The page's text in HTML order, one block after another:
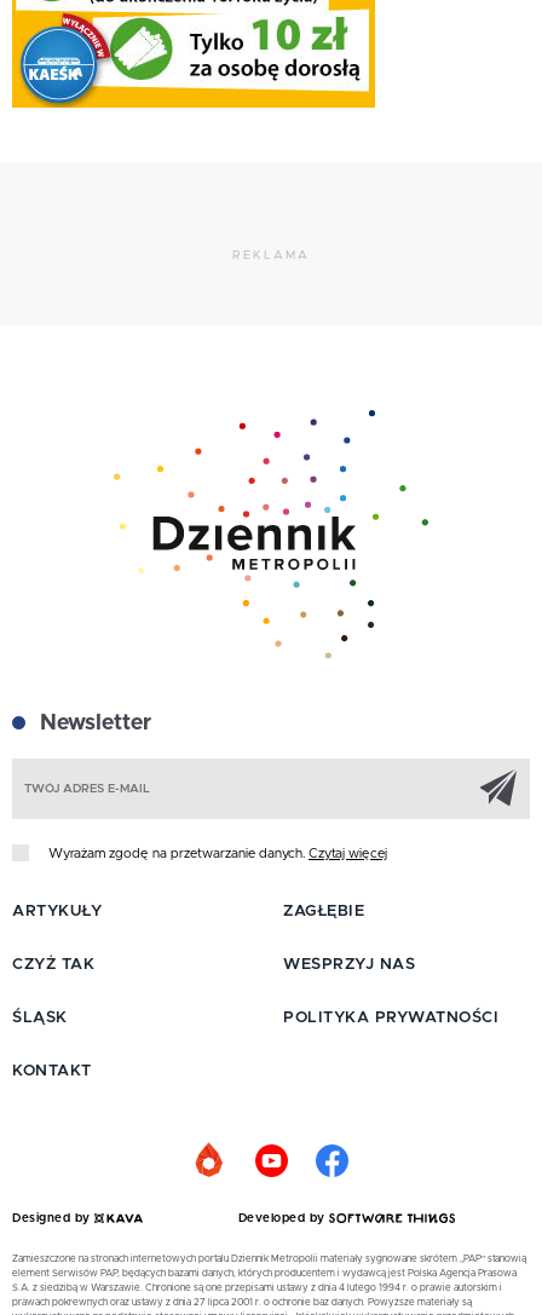
REKLAMA
Newsletter
Wyrażam zgodę na przetwarzanie danych. Czytaj więcej
ARTYKUŁY
CZYŻ TAK
ŚLĄSK
ZAGŁĘBIE
WESPRZYJ NAS
POLITYKA PRYWATNOŚCI
KONTAKT
Designed by Developed by
Zamieszczone na stronach internetowych portalu Dziennik Metropolii materiały sygnowane skrótem „PAP” stanowią
element Serwisów PAP, będących bazami danych, których producentem i wydawcą jest Polska Agencja Prasowa
S.A. z siedzibą w Warszawie. Chronione są one przepisami ustawy z dnia 4 lutego 1994 r. o prawie autorskim i
prawach pokrewnych oraz ustawy z dnia 27 lipca 2001 r. o ochronie baz danych. Powyższe materiały są